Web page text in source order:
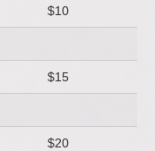
$10
$15
$20